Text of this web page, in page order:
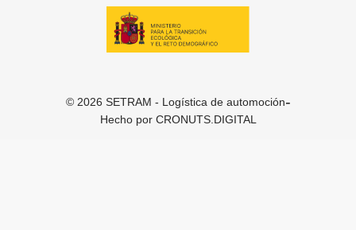
© 2026 SETRAM - Logística de automoción-
Hecho por CRONUTS.DIGITAL